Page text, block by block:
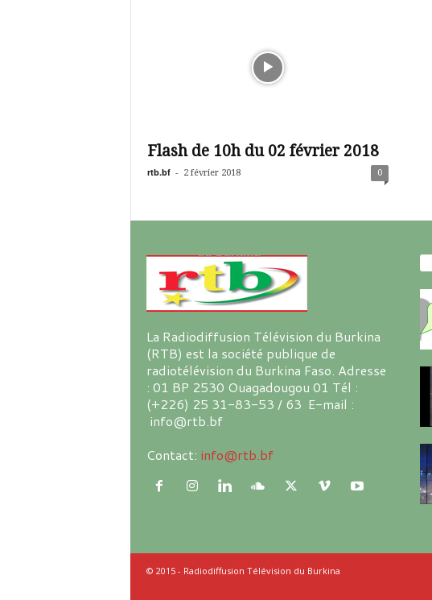
Flash de 10h du 02 février 2018
rtb.bf - 2 février 2018 0
La Radiodiffusion Télévision du Burkina
(RTB) est la société publique de
radiotélévision du Burkina Faso. Adresse
: 01 BP 2530 Ouagadougou 01 Tél :
(+226) 25 31-83-53 / 63 E-mail :
info@rtb.bf
Contact: info@rtb.bf
© 2015 - Radiodiffusion Télévision du Burkina